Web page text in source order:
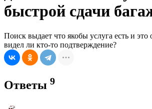
быстрой сдачи
Поиск выдает что якобы услуга есть и это
видел ли кто-то подтверждение?
Ответы 9